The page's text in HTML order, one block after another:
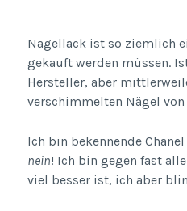
Nagellack ist so ziemlich
gekauft werden müssen.
Hersteller, aber
verschimmelten Nägel
Ich bin bekennende
nein! Ich bin gegen fast
viel besser ist, ich aber